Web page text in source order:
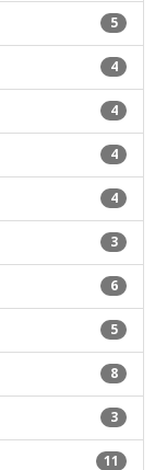
5
4
4
4
4
3
6
5
8
3
11